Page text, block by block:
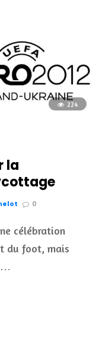
224
la
0
célébration
du foot, mais
…